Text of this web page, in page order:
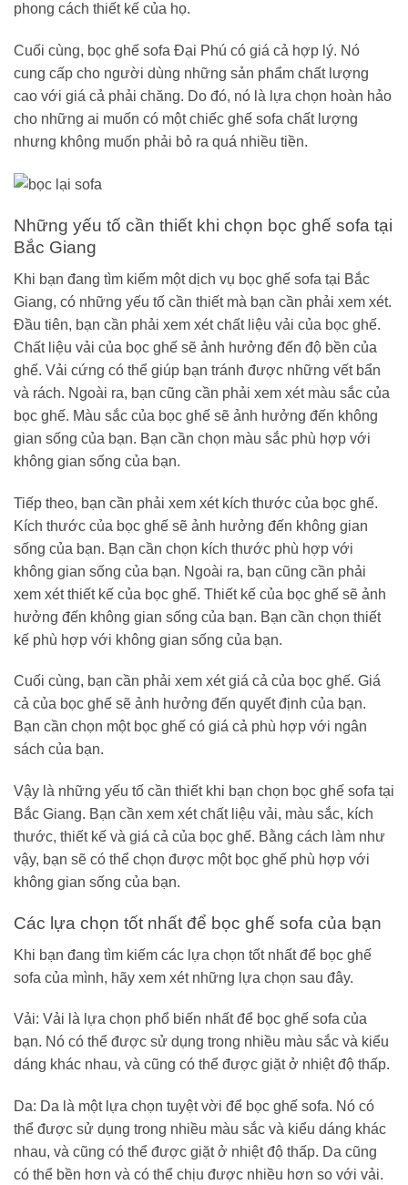
phong cách thiết kế của họ.
Cuối cùng, bọc ghế sofa Đại Phú có giá cả hợp lý. Nó
cung cấp cho người dùng những sản phẩm chất lượng
cao với giá cả phải chăng. Do đó, nó là lựa chọn hoàn hảo
cho những ai muốn có một chiếc ghế sofa chất lượng
nhưng không muốn phải bỏ ra quá nhiều tiền.
Những yếu tố cần thiết khi chọn bọc ghế sofa tại
Bắc Giang
Khi bạn đang tìm kiếm một dịch vụ bọc ghế sofa tại Bắc
Giang, có những yếu tố cần thiết mà bạn cần phải xem xét.
Đầu tiên, bạn cần phải xem xét chất liệu vải của bọc ghế.
Chất liệu vải của bọc ghế sẽ ảnh hưởng đến độ bền của
ghế. Vải cứng có thể giúp bạn tránh được những vết bẩn
và rách. Ngoài ra, bạn cũng cần phải xem xét màu sắc của
bọc ghế. Màu sắc của bọc ghế sẽ ảnh hưởng đến không
gian sống của bạn. Bạn cần chọn màu sắc phù hợp với
không gian sống của bạn.
Tiếp theo, bạn cần phải xem xét kích thước của bọc ghế.
Kích thước của bọc ghế sẽ ảnh hưởng đến không gian
sống của bạn. Bạn cần chọn kích thước phù hợp với
không gian sống của bạn. Ngoài ra, bạn cũng cần phải
xem xét thiết kế của bọc ghế. Thiết kế của bọc ghế sẽ ảnh
hưởng đến không gian sống của bạn. Bạn cần chọn thiết
kế phù hợp với không gian sống của bạn.
Cuối cùng, bạn cần phải xem xét giá cả của bọc ghế. Giá
cả của bọc ghế sẽ ảnh hưởng đến quyết định của bạn.
Bạn cần chọn một bọc ghế có giá cả phù hợp với ngân
sách của bạn.
Vậy là những yếu tố cần thiết khi bạn chọn bọc ghế sofa tại
Bắc Giang. Bạn cần xem xét chất liệu vải, màu sắc, kích
thước, thiết kế và giá cả của bọc ghế. Bằng cách làm như
vậy, bạn sẽ có thể chọn được một bọc ghế phù hợp với
không gian sống của bạn.
Các lựa chọn tốt nhất để bọc ghế sofa của bạn
Khi bạn đang tìm kiếm các lựa chọn tốt nhất để bọc ghế
sofa của mình, hãy xem xét những lựa chọn sau đây.
Vải: Vải là lựa chọn phổ biến nhất để bọc ghế sofa của
bạn. Nó có thể được sử dụng trong nhiều màu sắc và kiểu
dáng khác nhau, và cũng có thể được giặt ở nhiệt độ thấp.
Da: Da là một lựa chọn tuyệt vời để bọc ghế sofa. Nó có
thể được sử dụng trong nhiều màu sắc và kiểu dáng khác
nhau, và cũng có thể được giặt ở nhiệt độ thấp. Da cũng
có thể bền hơn và có thể chịu được nhiều hơn so với vải.